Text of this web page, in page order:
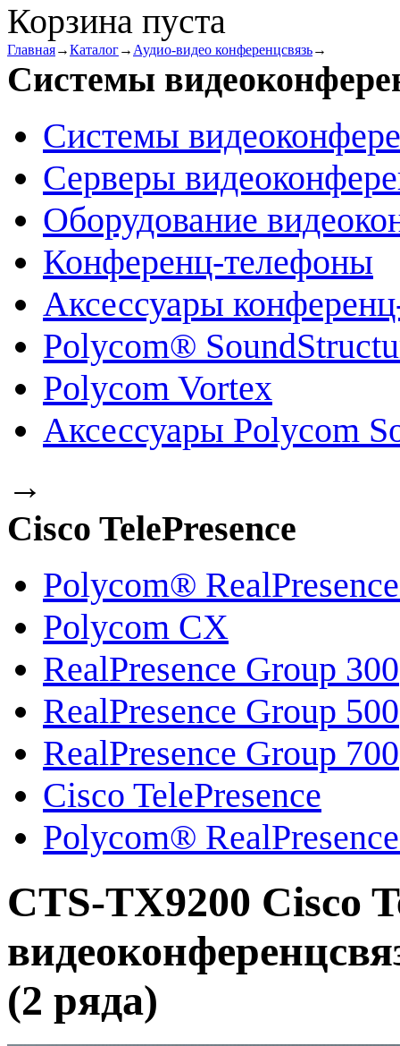
Корзина пуста
Главная→Каталог→ Аудио-видео конференцсвязь→
Системы
Системы
Серверы
Оборудование
Конференц-телефоны
Аксессуары
Polycom®
Polycom Vortex
Аксессуары Polycom
→
Cisco TelePresence
Polycom®
Polycom CX
RealPresence Group 300
RealPresence Group 500
RealPresence Group 700
Cisco TelePresence
Polycom®
CTS-TX9200 Cisco
(2 ряда)